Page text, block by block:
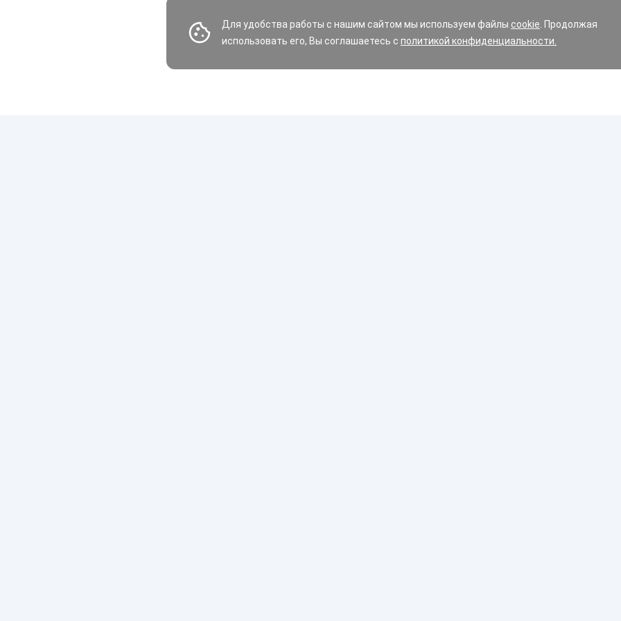
Для удобства работы с нашим сайтом мы используем файлы cookie . Продолжая
использовать его, Вы соглашаетесь с политикой конфиденциальности.